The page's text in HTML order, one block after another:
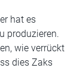
hat es
produzieren.
wie verrückt
dies Zaks